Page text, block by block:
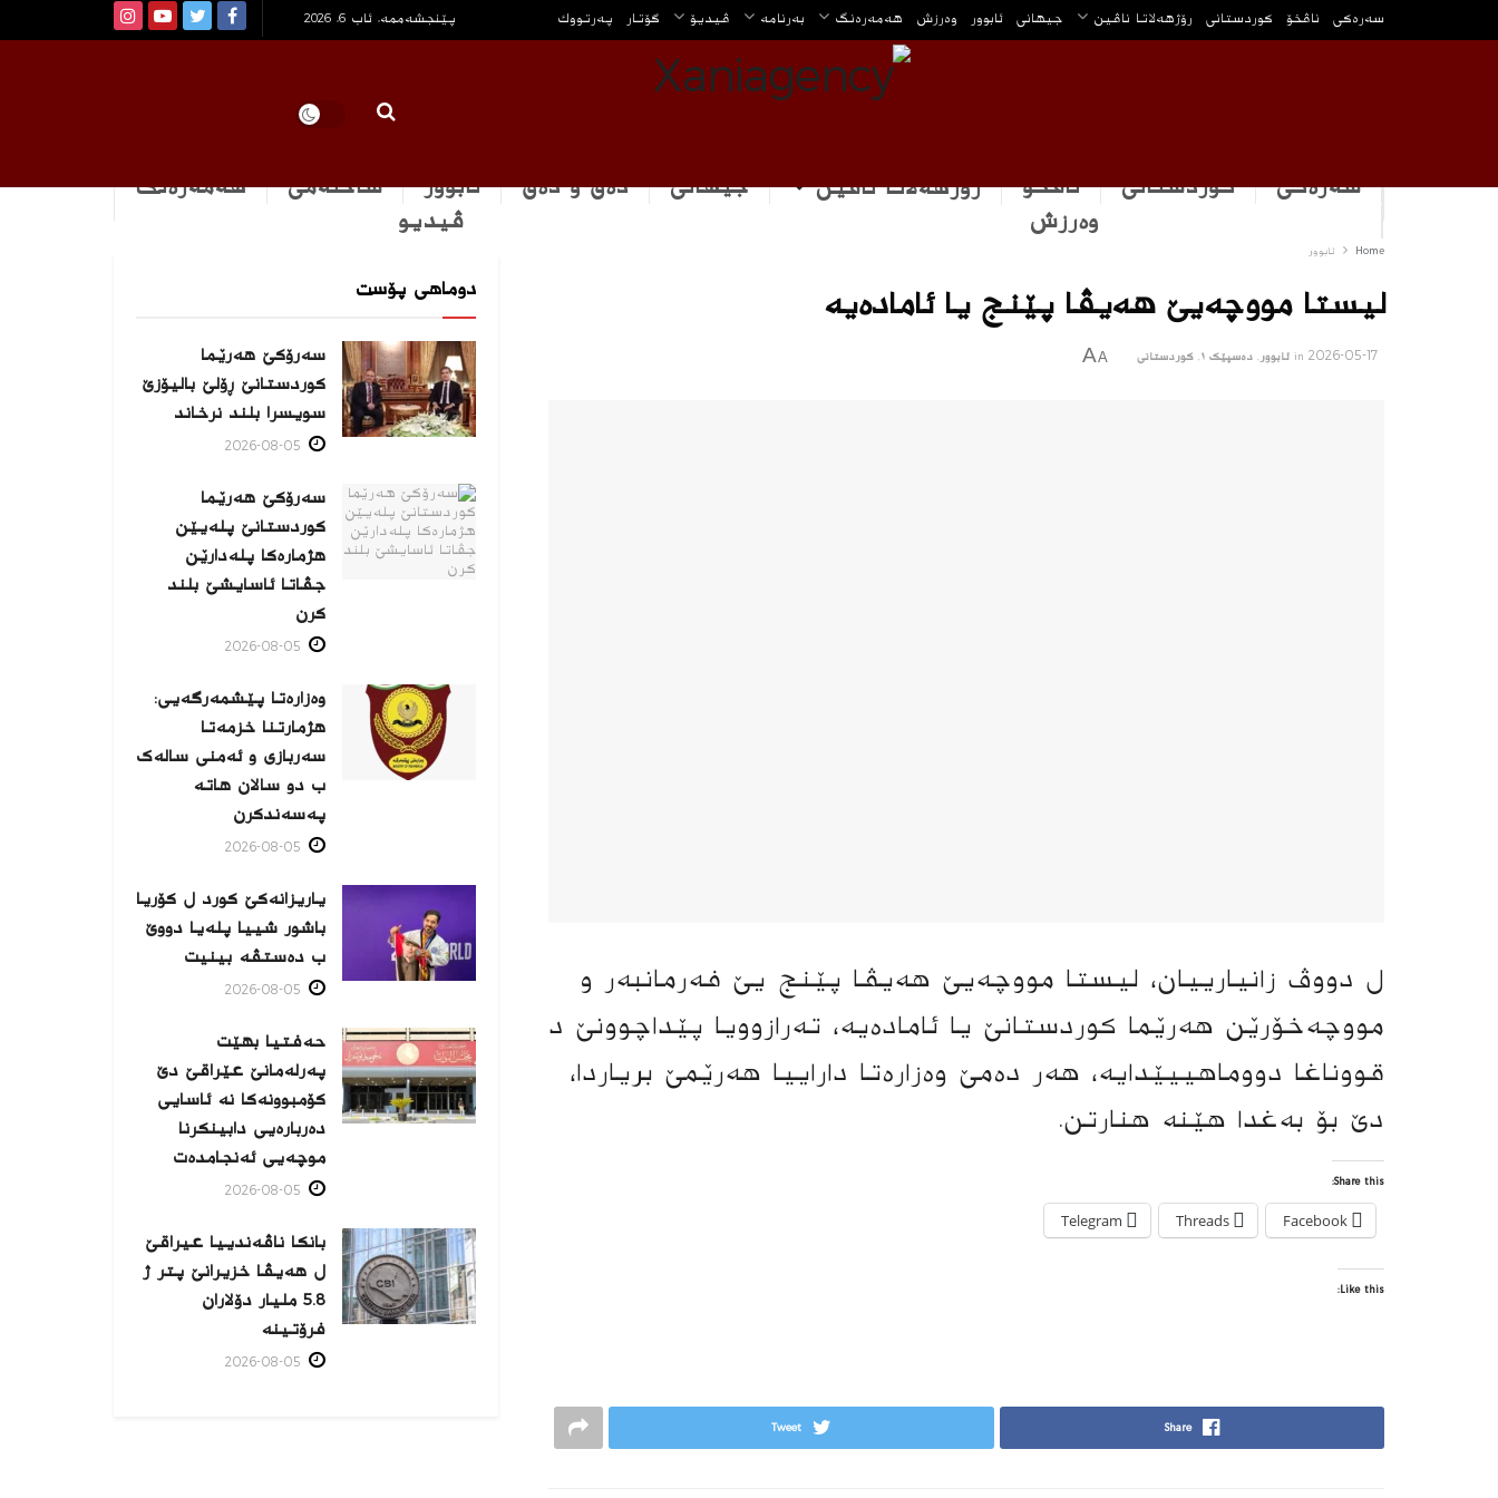
سه‌ره‌كی ناڤخۆ كوردستانى رۆژهه‌لاتا ناڤین جیهانی ئابوور وه‌رزش هه‌مه‌ره‌نگ بەرنامە ڤیدیۆ گۆتار په‌رتووك پێنجشەممە, ئاب 6, 2026
سەرەکی كوردستانى ناڤخۆ رۆژهه‌لاتا ناڤین جیهانی دەق و دەق ئابوور ساخله‌می
هه‌مه‌ره‌نگ
وه‌رزش
ڤیدیو
Home ئابوور
لیستا مووچەیێ هەیڤا پێنج یا ئامادەیە
2026-05-17
in ئابوور , دەسپێک ١ , كوردستانى A
A
ل دووڤ زانیارییان، لیستا مووچەیێ هەیڤا پێنج یێ فەرمانبەر و
مووچەخۆرێن هەرێما كوردستانێ یا ئامادەیە، تەرازوویا پێداچوونێ د
قووناغا دووماهییێدایە، هەر دەمێ وەزارەتا داراییا هەرێمێ بریاردا،
دێ بۆ بەغدا هێنە هنارتن.
Share this:
Facebook
Threads
Telegram
Like this:
Share
Tweet
دوماهی پۆست
سەرۆکێ هەرێما
کوردستانێ ڕۆلێ بالیۆزێ
سویسرا بلند نرخاند
سەرۆکێ هەرێما
کوردستانێ پلەیێن
هژمارەكا پلەدارێن
جڤاتا ئاسایشێ بلند
كرن
وەزارەتا پێشمەرگەیی:
هژمارتنا خزمەتا
سەربازی و ئەمنی سالەک
ب دو سالان هاتە
پەسەندكرن
یاریزانەكێ کورد ل کۆریا
باشور شییا پلەیا دووێ
ب دەستڤە بینیت
حەفتیا بهێت
پەرلەمانێ عێراقێ دێ
کۆمبوونەکا نە ئاسایی
دەربارەیی دابینکرنا
موچەیی ئەنجامدەت
بانکا ناڤەندییا عیراقێ
ل هەیڤا خزیرانێ پتر ژ
5.8 ملیار دۆلاران
فرۆتینە